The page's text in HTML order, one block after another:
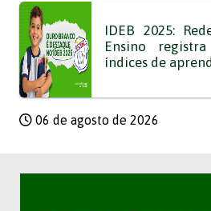
IDEB 2025:
Ensino
índices de
06 de agosto de 2026